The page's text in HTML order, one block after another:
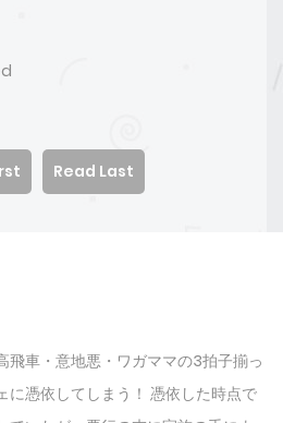
Read Last
飛車・意地悪・ワガママの3拍子揃っ
に憑依してしまう！ 憑依した時点で